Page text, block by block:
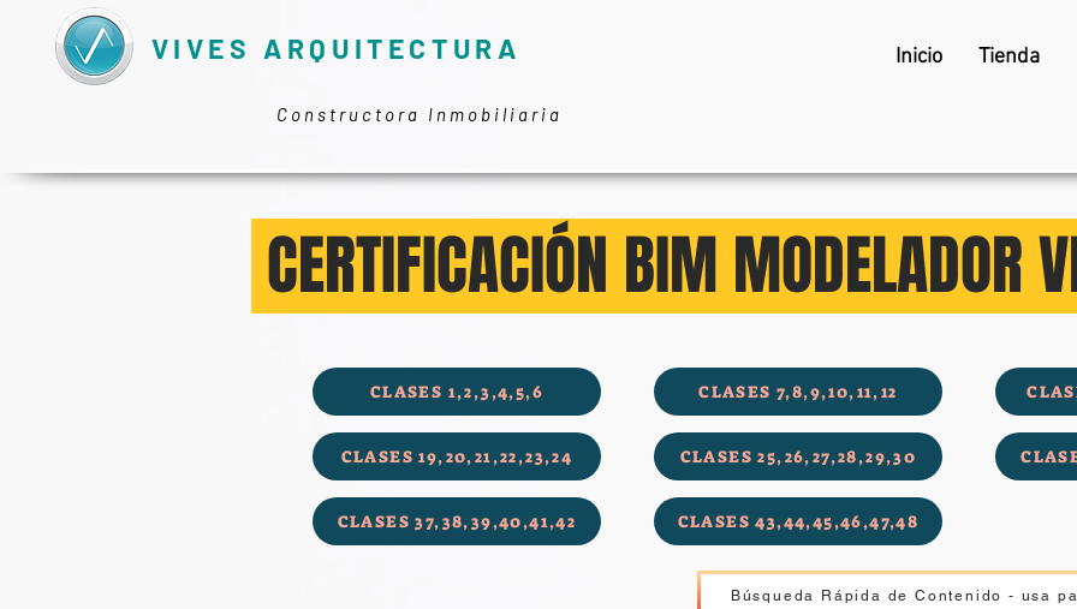
Inicio Tienda
VIVES ARQUITECTURA
Constructora Inmobiliaria
CERTIFICACIÓN BIM MODELADOR
CLASES 1,2,3,4,5,6
CLASES 19,20,21,22,23,24
CLASES 37,38,39,40,41,42
CLASES 7,8,9,10,11,12
CLASES 25,26,27,28,29,30
CLASES 43,44,45,46,47,48
Búsqueda Rápida de Contenido - usa